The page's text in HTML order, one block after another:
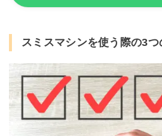
スミスマシンを使う際の3つ